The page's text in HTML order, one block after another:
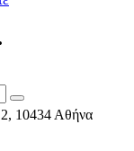
10434 Αθήνα